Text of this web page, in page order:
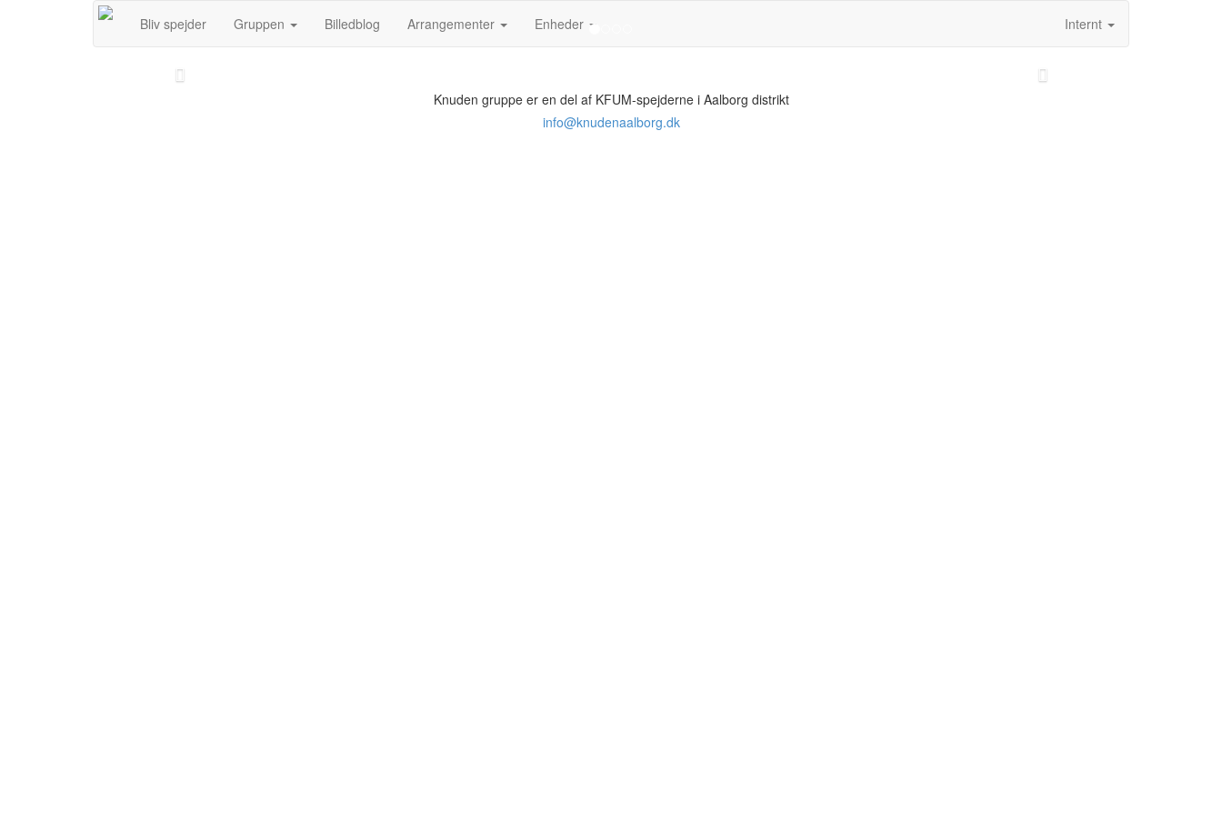
Bliv spejder Gruppen Billedblog Arrangementer Enheder Internt
Knuden gruppe er en del af KFUM-spejderne i Aalborg distrikt
info@knudenaalborg.dk